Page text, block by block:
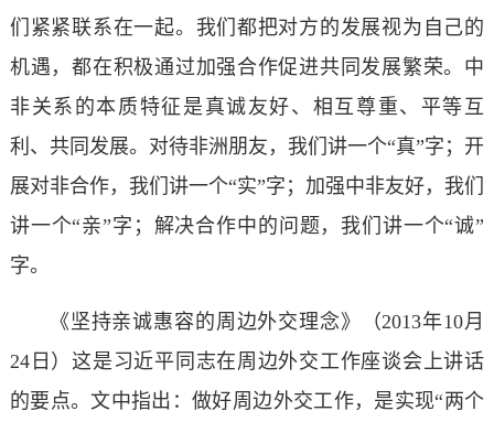
们紧紧联系在一起。我们都把对方的发展视为自己的
机遇，都在积极通过加强合作促进共同发展繁荣。中
非关系的本质特征是真诚友好、相互尊重、平等互
利、共同发展。对待非洲朋友，我们讲一个“真”字；开
展对非合作，我们讲一个“实”字；加强中非友好，我们
讲一个“亲”字；解决合作中的问题，我们讲一个“诚”
字。
《坚持亲诚惠容的周边外交理念》（2013年10月
24日）这是习近平同志在周边外交工作座谈会上讲话
的要点。文中指出：做好周边外交工作，是实现“两个